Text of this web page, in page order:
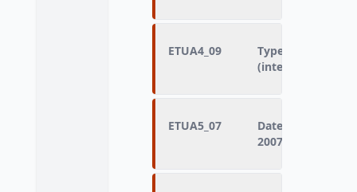
ETUA4_09
Type de
(interrogation
ETUA5_07
Date prévue de
2007)